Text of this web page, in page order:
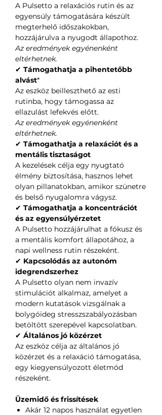
A Pulsetto a relaxációs rutin és az
egyensúly támogatására készült
megterhelő időszakokban,
hozzájárulva a nyugodt állapothoz.
Az eredmények egyénenként
eltérhetnek.
✔ Támogathatja a pihentetőbb
alvást*
Az eszköz beilleszthető az esti
rutinba, hogy támogassa az
ellazulást lefekvés előtt.
Az eredmények egyénenként
eltérhetnek.
✔ Támogathatja a relaxációt és a
mentális tisztaságot
A kezelések célja egy nyugtató
élmény biztosítása, hasznos lehet
olyan pillanatokban, amikor szünetre
és belső nyugalomra vágysz.
✔ Támogathatja a koncentrációt
és az egyensúlyérzetet
A Pulsetto hozzájárulhat a fókusz és
a mentális komfort állapotához, a
napi wellness rutin részeként.
✔ Kapcsolódás az autonóm
idegrendszerhez
A Pulsetto olyan nem invazív
stimulációt alkalmaz, amelyet a
modern kutatások vizsgálnak a
bolygóideg stresszszabályozásban
betöltött szerepével kapcsolatban.
✔ Általános jó közérzet
Az eszköz célja az általános jó
közérzet és a relaxáció támogatása,
egy kiegyensúlyozott életmód
részeként.
Üzemidő és frissítések
Akár 12 napos használat egyetlen